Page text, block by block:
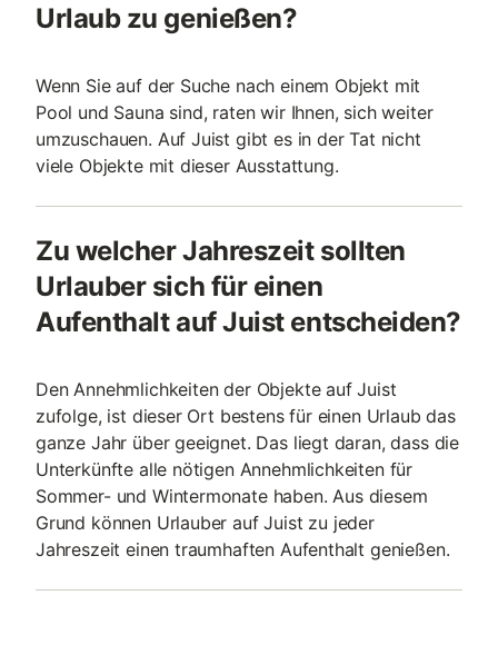
Urlaub zu genießen?
Wenn Sie auf der Suche nach einem Objekt mit
Pool und Sauna sind, raten wir Ihnen, sich weiter
umzuschauen. Auf Juist gibt es in der Tat nicht
viele Objekte mit dieser Ausstattung.
Zu welcher Jahreszeit sollten
Urlauber sich für einen
Aufenthalt auf Juist entscheiden?
Den Annehmlichkeiten der Objekte auf Juist
zufolge, ist dieser Ort bestens für einen Urlaub das
ganze Jahr über geeignet. Das liegt daran, dass die
Unterkünfte alle nötigen Annehmlichkeiten für
Sommer- und Wintermonate haben. Aus diesem
Grund können Urlauber auf Juist zu jeder
Jahreszeit einen traumhaften Aufenthalt genießen.